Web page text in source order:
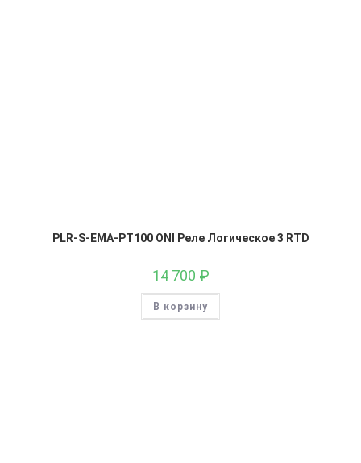
PLR-S-EMA-PT100 ONI Реле Логическое 3 RTD
14 700 ₽
В корзину